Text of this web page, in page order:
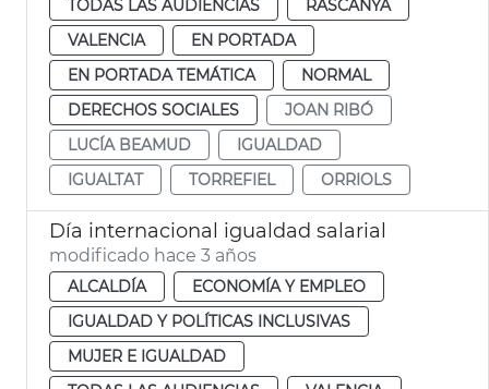
TODAS LAS AUDIENCIAS
RASCANYA
VALENCIA
EN PORTADA
EN PORTADA TEMÁTICA
NORMAL
DERECHOS SOCIALES
JOAN RIBÓ
LUCÍA BEAMUD
IGUALDAD
IGUALTAT
TORREFIEL ORRIOLS
Día internacional igualdad salarial
modificado hace 3 años
ALCALDÍA
ECONOMÍA Y EMPLEO
IGUALDAD Y POLÍTICAS INCLUSIVAS
MUJER E IGUALDAD